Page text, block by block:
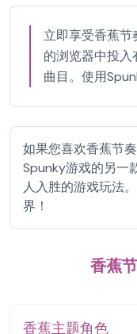
立即享受香蕉
的浏览器中投
曲目。使用
如果您喜欢香蕉节
Spunky游戏的另一
人入胜的游戏玩法
界！
香蕉
香蕉主题角色